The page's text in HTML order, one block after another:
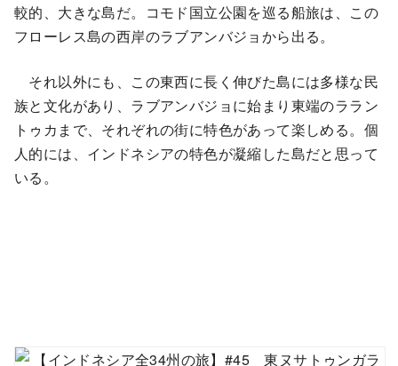
較的、大きな島だ。コモド国立公園を巡る船旅は、この
フローレス島の西岸のラブアンバジョから出る。
それ以外にも、この東西に長く伸びた島には多様な民
族と文化があり、ラブアンバジョに始まり東端のララン
トゥカまで、それぞれの街に特色があって楽しめる。個
人的には、インドネシアの特色が凝縮した島だと思って
いる。